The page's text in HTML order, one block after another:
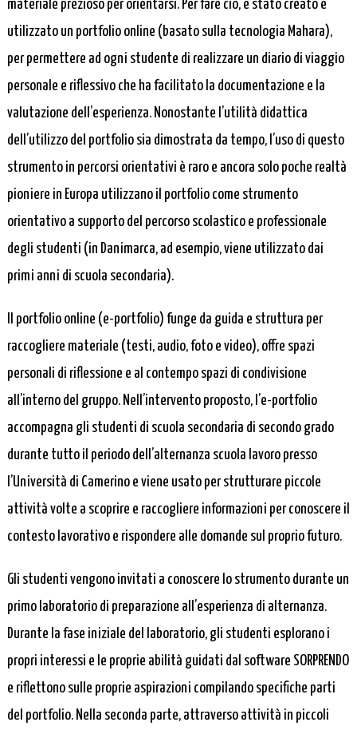
materiale prezioso per orientarsi. Per fare ciò, è stato creato e
utilizzato un portfolio online (basato sulla tecnologia Mahara),
per permettere ad ogni studente di realizzare un diario di viaggio
personale e riflessivo che ha facilitato la documentazione e la
valutazione dell’esperienza. Nonostante l’utilità didattica
dell’utilizzo del portfolio sia dimostrata da tempo, l’uso di questo
strumento in percorsi orientativi è raro e ancora solo poche realtà
pioniere in Europa utilizzano il portfolio come strumento
orientativo a supporto del percorso scolastico e professionale
degli studenti (in Danimarca, ad esempio, viene utilizzato dai
primi anni di scuola secondaria).
Il portfolio online (e-portfolio) funge da guida e struttura per
raccogliere materiale (testi, audio, foto e video), offre spazi
personali di riflessione e al contempo spazi di condivisione
all’interno del gruppo. Nell’intervento proposto, l’e-portfolio
accompagna gli studenti di scuola secondaria di secondo grado
durante tutto il periodo dell’alternanza scuola lavoro presso
l’Università di Camerino e viene usato per strutturare piccole
attività volte a scoprire e raccogliere informazioni per conoscere il
contesto lavorativo e rispondere alle domande sul proprio futuro.
Gli studenti vengono invitati a conoscere lo strumento durante un
primo laboratorio di preparazione all’esperienza di alternanza.
Durante la fase iniziale del laboratorio, gli studenti esplorano i
propri interessi e le proprie abilità guidati dal software SORPRENDO
e riflettono sulle proprie aspirazioni compilando specifiche parti
del portfolio. Nella seconda parte, attraverso attività in piccoli